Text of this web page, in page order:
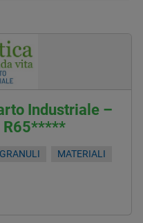
Industriale –
R65*****
GRANULI
MATERIALI